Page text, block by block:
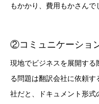
もかかり、費用もかさんで
②コミュニケーショ
現地でビジネスを展開する
る問題は翻訳会社に依頼
社だと、ドキュメント形式